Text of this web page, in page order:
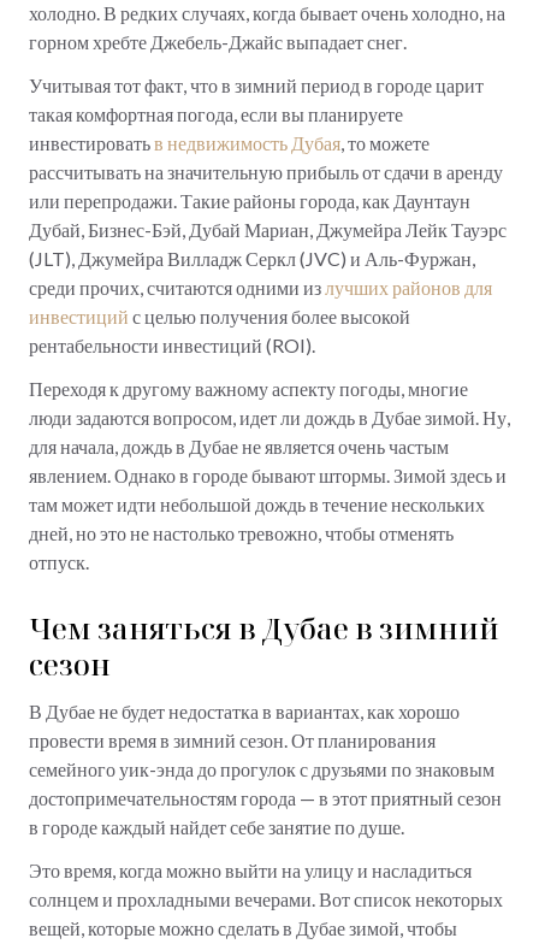
холодно. В редких случаях, когда бывает очень холодно, на
горном хребте Джебель-Джайс выпадает снег.
Учитывая тот факт, что в зимний период в городе царит
такая комфортная погода, если вы планируете
инвестироватьв недвижимость Дубая, то можете
рассчитывать на значительную прибыль от сдачи в аренду
или перепродажи. Такие районы города, как Даунтаун
Дубай, Бизнес-Бэй, Дубай Мариан, Джумейра Лейк Тауэрс
(JLT), Джумейра Вилладж Серкл (JVC) и Аль-Фуржан,
среди прочих, считаются одними излучших районов для
инвестиций с целью получения более высокой
рентабельности инвестиций (ROI).
Переходя к другому важному аспекту погоды, многие
люди задаются вопросом, идет ли дождь в Дубае зимой. Ну,
для начала, дождь в Дубае не является очень частым
явлением. Однако в городе бывают штормы. Зимой здесь и
там может идти небольшой дождь в течение нескольких
дней, но это не настолько тревожно, чтобы отменять
отпуск.
Чем заняться в Дубае в зимний
сезон
В Дубае не будет недостатка в вариантах, как хорошо
провести время в зимний сезон. От планирования
семейного уик-энда до прогулок с друзьями по знаковым
достопримечательностям города — в этот приятный сезон
в городе каждый найдет себе занятие по душе.
Это время, когда можно выйти на улицу и насладиться
солнцем и прохладными вечерами. Вот список некоторых
вещей, которые можно сделать в Дубае зимой, чтобы